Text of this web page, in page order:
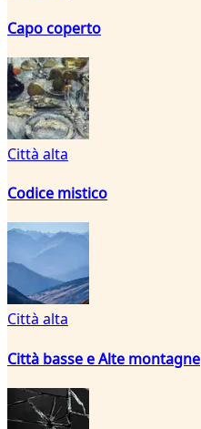
Capo coperto
Città alta
Codice mistico
Città alta
Città basse e Alte montagne